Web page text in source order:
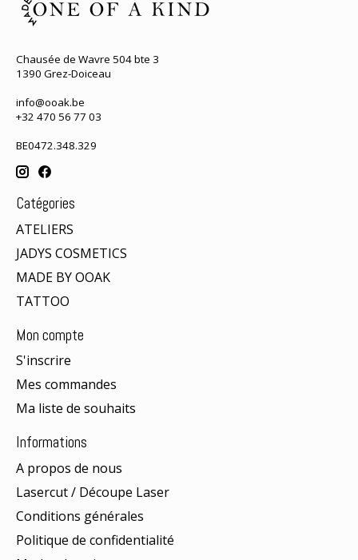
Chausée de Wavre 504 bte 3
1390 Grez-Doiceau
info@ooak.be
+32 470 56 77 03
BE0472.348.329
Catégories
ATELIERS
JADYS COSMETICS
MADE BY OOAK
TATTOO
Mon compte
S'inscrire
Mes commandes
Ma liste de souhaits
Informations
A propos de nous
Lasercut / Découpe Laser
Conditions générales
Politique de confidentialité